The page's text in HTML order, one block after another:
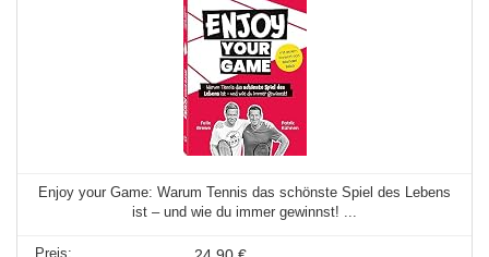
Enjoy your Game: Warum Tennis das schönste Spiel des Lebens
ist – und wie du immer gewinnst! ...